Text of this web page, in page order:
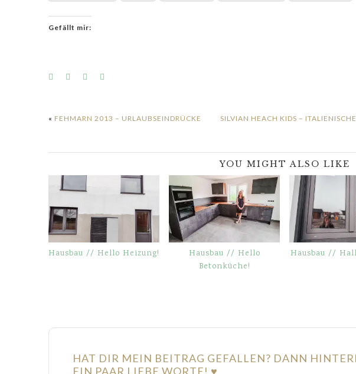
Gefällt mir:
« FEHMARN 2013 – URLAUBSEINDRÜCKE SILVIAN HEACH KIDS –
YOU MIGHT ALSO LIKE
Hausbau // Hello Heizung!
Hausbau // Hello
Betonküche!
Hausbau //
HAT DIR MEIN BEITRAG GEFALLEN? DANN
EIN PAAR LIEBE WORTE! ♥